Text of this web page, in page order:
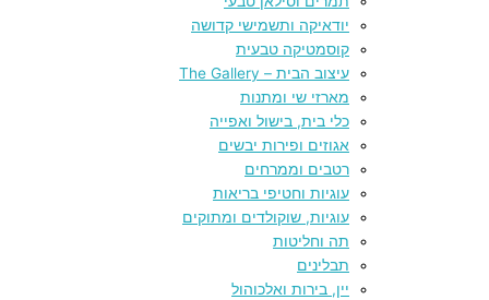
יודאיקה ותשמישי קדושה
קוסמטיקה טבעית
עיצוב הבית – The Gallery
מארזי שי ומתנות
כלי בית, בישול ואפייה
אגוזים ופירות יבשים
רטבים וממרחים
עוגיות וחטיפי בריאות
עוגיות, שוקולדים ומתוקים
תה וחליטות
תבלינים
יין, בירות ואלכוהול